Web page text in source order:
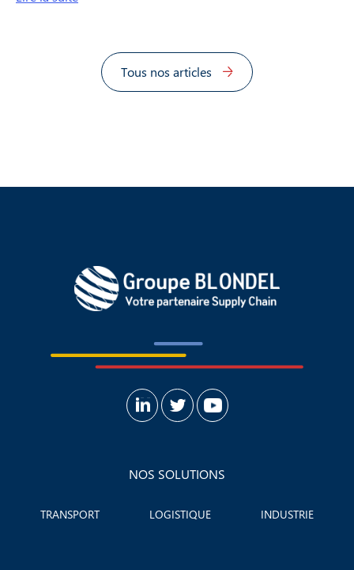
Tous nos articles
NOS SOLUTIONS
TRANSPORT LOGISTIQUE INDUSTRIE